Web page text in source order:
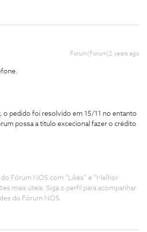
Forum|Forum|2 years ago
o pedido foi resolvido em 15/11 no entanto
possa a titulo excecional fazer o crédito
Fórum NOS com “Likes” e “Melhor
mais úteis. Siga o perfil para acompanhar
do Fórum NOS.